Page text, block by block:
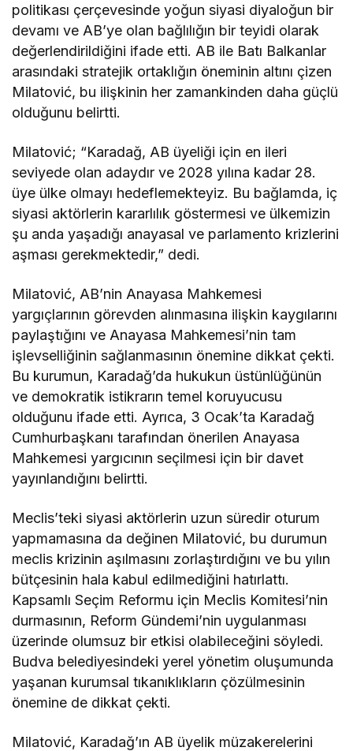
politikası çerçevesinde yoğun siyasi diyaloğun bir
devamı ve AB’ye olan bağlılığın bir teyidi olarak
değerlendirildiğini ifade etti. AB ile Batı Balkanlar
arasındaki stratejik ortaklığın öneminin altını çizen
Milatović, bu ilişkinin her zamankinden daha güçlü
olduğunu belirtti.
Milatović; “Karadağ, AB üyeliği için en ileri
seviyede olan adaydır ve 2028 yılına kadar 28.
üye ülke olmayı hedeflemekteyiz. Bu bağlamda, iç
siyasi aktörlerin kararlılık göstermesi ve ülkemizin
şu anda yaşadığı anayasal ve parlamento krizlerini
aşması gerekmektedir,” dedi.
Milatović, AB’nin Anayasa Mahkemesi
yargıçlarının görevden alınmasına ilişkin kaygılarını
paylaştığını ve Anayasa Mahkemesi’nin tam
işlevselliğinin sağlanmasının önemine dikkat çekti.
Bu kurumun, Karadağ’da hukukun üstünlüğünün
ve demokratik istikrarın temel koruyucusu
olduğunu ifade etti. Ayrıca, 3 Ocak’ta Karadağ
Cumhurbaşkanı tarafından önerilen Anayasa
Mahkemesi yargıcının seçilmesi için bir davet
yayınlandığını belirtti.
Meclis’teki siyasi aktörlerin uzun süredir oturum
yapmamasına da değinen Milatović, bu durumun
meclis krizinin aşılmasını zorlaştırdığını ve bu yılın
bütçesinin hala kabul edilmediğini hatırlattı.
Kapsamlı Seçim Reformu için Meclis Komitesi’nin
durmasının, Reform Gündemi’nin uygulanması
üzerinde olumsuz bir etkisi olabileceğini söyledi.
Budva belediyesindeki yerel yönetim oluşumunda
yaşanan kurumsal tıkanıklıkların çözülmesinin
önemine de dikkat çekti.
Milatović, Karadağ’ın AB üyelik müzakerelerini